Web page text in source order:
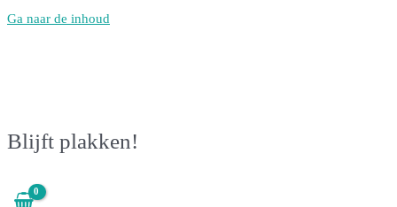
Ga naar de inhoud
Blijft plakken!